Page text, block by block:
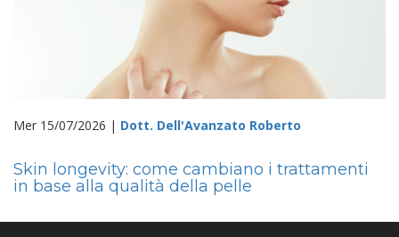
Mer 15/07/2026 | Dott. Dell'Avanzato Roberto
Skin longevity: come cambiano i trattamenti
in base alla qualità della pelle